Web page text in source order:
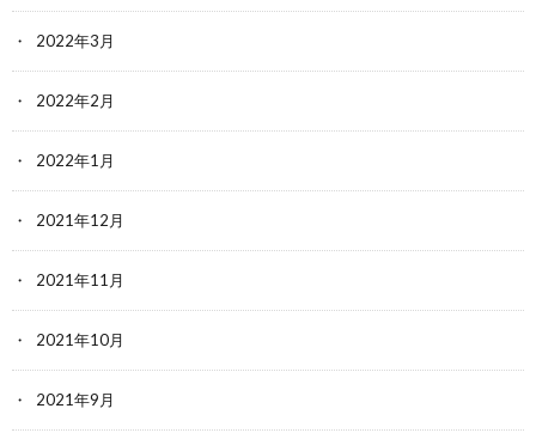
2022年3月
2022年2月
2022年1月
2021年12月
2021年11月
2021年10月
2021年9月